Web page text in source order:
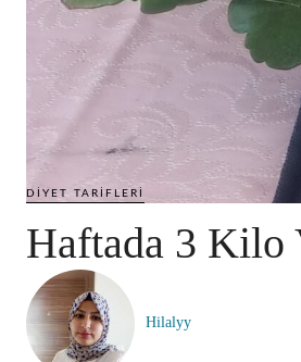
DIYET TARIFLERI
Haftada 3 Kilo
Hilalyy